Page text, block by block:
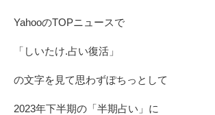
YahooのTOPニュースで
「しいたけ.占い復活」
の文字を見て思わずぽちっとして
2023年下半期の「半期占い」に